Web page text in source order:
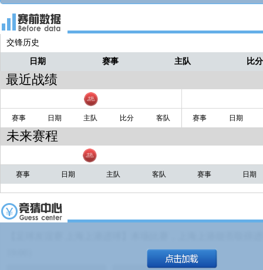
交锋历史
日期 赛事 主队 比分
最近战绩
赛事 日期 主队 比分 客队 赛事 日期
未来赛程
赛事 日期 主队 客队 赛事 日期